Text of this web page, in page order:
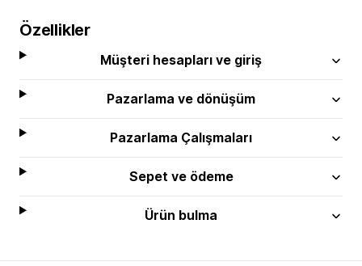
Özellikler
Müşteri hesapları ve giriş
Pazarlama ve dönüşüm
Pazarlama Çalışmaları
Sepet ve ödeme
Ürün bulma